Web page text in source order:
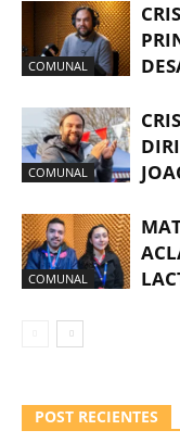
COMUNAL
COMUNAL
COMUNAL
POST RECIENTES